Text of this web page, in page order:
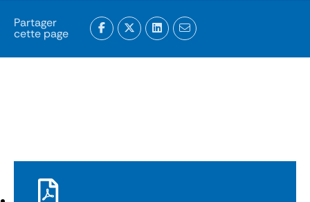
Partager
cette page